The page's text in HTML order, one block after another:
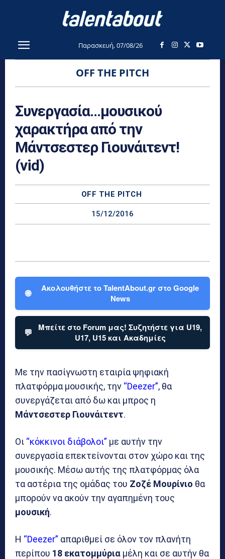
Παρασκευή, 07/08/26
OFF THE PITCH
Συνεργασία…μουσικού
χαρακτήρα από την
Μάντσεστερ Γιουνάιτεντ!
(vid)
OFF THE PITCH
15/12/2016
🌐
Ακολουθήστε το TalentAbout.gr στο Google
News
💬
Μπείτε στο Forum μας! Συζητήστε για U19,
U17, U15 και Ακαδημίες
Με την πασίγνωστη εταιρία ψηφιακή
πλατφόρμα μουσικής, την “Deezer”, θα
συνεργάζεται από δω και μπρος η
Μάντσεστερ Γιουνάιτεντ.
Οι “κόκκινοι διάβολοι” με αυτήν την
συνεργασία επεκτείνονται στον χώρο και της
μουσικής. Μέσω αυτής της πλατφόρμας όλα
τα αστέρια της ομάδας του Ζοζέ Μουρίνιο θα
μπορούν να ακούν την αγαπημένη τους
μουσική.
Η “Deezer” απαριθμεί σε όλον τον πλανήτη
περίπου 18 εκατομμύρια μέλη και σε αυτήν θα